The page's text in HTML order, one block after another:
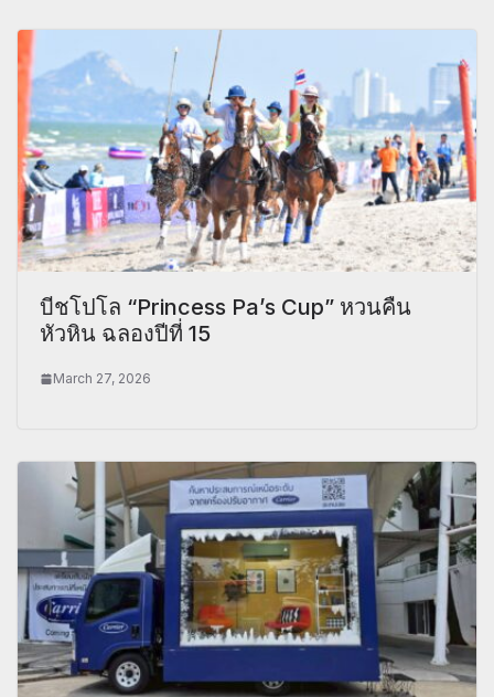
บีชโปโล “Princess Pa’s Cup” หวนคืน
หัวหิน ฉลองปีที่ 15
March 27, 2026